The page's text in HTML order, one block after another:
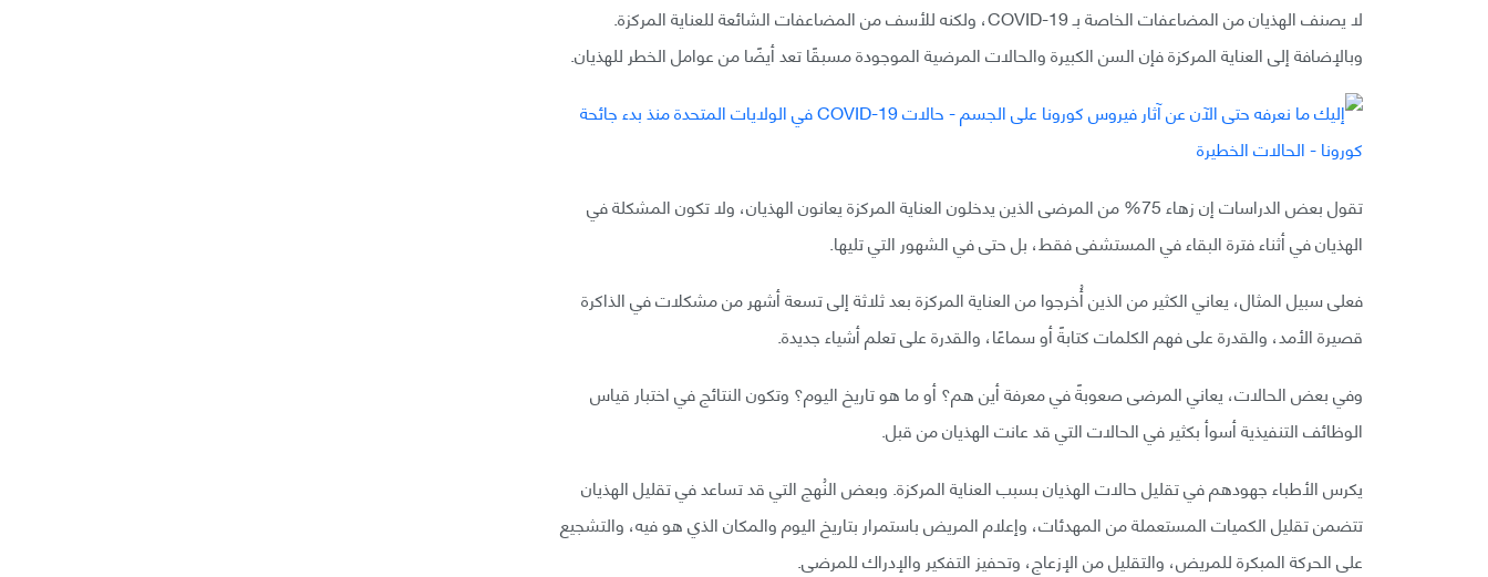
لا يصنف الهذيان من المضاعفات الخاصة بـ COVID-19، ولكنه للأسف من المضاعفات الشائعة للعناية المركزة.
وبالإضافة إلى العناية المركزة فإن السن الكبيرة والحالات المرضية الموجودة مسبقًا تعد أيضًا من عوامل الخطر للهذيان.
تقول بعض الدراسات إن زهاء 75% من المرضى الذين يدخلون العناية المركزة يعانون الهذيان، ولا تكون المشكلة في
الهذيان في أثناء فترة البقاء في المستشفى فقط، بل حتى في الشهور التي تليها.
فعلى سبيل المثال، يعاني الكثير من الذين أُخرجوا من العناية المركزة بعد ثلاثة إلى تسعة أشهر من مشكلات في الذاكرة
قصيرة الأمد، والقدرة على فهم الكلمات كتابةً أو سماعًا، والقدرة على تعلم أشياء جديدة.
وفي بعض الحالات، يعاني المرضى صعوبةً في معرفة أين هم؟ أو ما هو تاريخ اليوم؟ وتكون النتائج في اختبار قياس
الوظائف التنفيذية أسوأ بكثير في الحالات التي قد عانت الهذيان من قبل.
يكرس الأطباء جهودهم في تقليل حالات الهذيان بسبب العناية المركزة. وبعض النُهج التي قد تساعد في تقليل الهذيان
تتضمن تقليل الكميات المستعملة من المهدئات، وإعلام المريض باستمرار بتاريخ اليوم والمكان الذي هو فيه، والتشجيع
على الحركة المبكرة للمريض، والتقليل من الإزعاج، وتحفيز التفكير والإدراك للمرضى.